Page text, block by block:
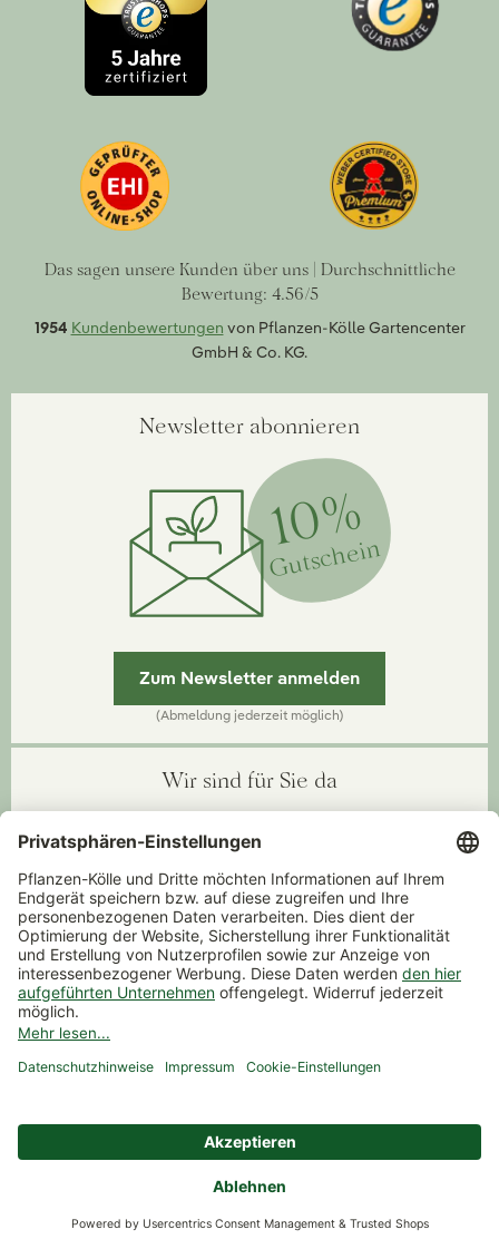
Das sagen unsere Kunden über uns | Durchschnittliche
Bewertung: 4.56/5
1954 Kundenbewertungen von Pflanzen-Kölle Gartencenter
GmbH & Co. KG.
Newsletter abonnieren
10%
Gutschein
Zum Newsletter anmelden
(Abmeldung jederzeit möglich)
Wir sind für Sie da
07131 1595-111
Instagram
Facebook